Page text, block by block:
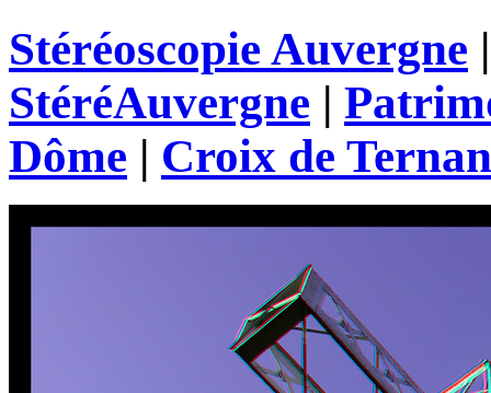
Stéréoscopie Auvergne
StéréAuvergne |
Dôme | Croix de